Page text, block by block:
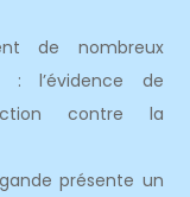
de nombreux
l’évidence de
contre la
présente un